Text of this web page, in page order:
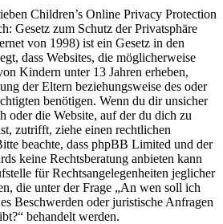
Children’s Online Privacy Protection
Gesetz zum Schutz der Privatsphäre
von 1998) ist ein Gesetz in den
dass Websites, die möglicherweise
Kindern unter 13 Jahren erheben,
der Eltern beziehungsweise des oder
benötigen. Wenn du dir unsicher
oder die Website, auf der du dich zu
zutrifft, ziehe einen rechtlichen
beachte, dass phpBB Limited und der
keine Rechtsberatung anbieten kann
für Rechtsangelegenheiten jeglicher
die unter der Frage „An wen soll ich
Beschwerden oder juristische Anfragen
behandelt werden.